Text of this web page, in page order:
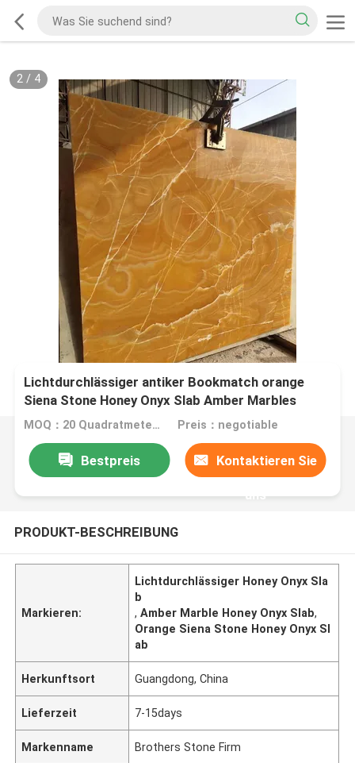
2/ 4
Lichtdurchlässiger antiker Bookmatch orange
Siena Stone Honey Onyx Slab Amber Marbles
MOQ：20 Quadratmeter/Quadrat Preis：negotiable
Bestpreis Kontaktieren Sie
uns
PRODUKT-BESCHREIBUNG
Markieren:
Lichtdurchlässiger Honey Onyx Sla
b
,Amber Marble Honey Onyx Slab,
Orange Siena Stone Honey Onyx Sl
ab
Herkunftsort Guangdong, China
Lieferzeit 7-15days
Markenname Brothers Stone Firm